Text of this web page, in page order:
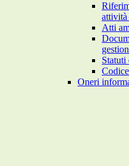
attività
Atti
Statuti
Oneri